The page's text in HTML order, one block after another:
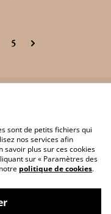
5
des cookies
sont de petits fichiers qui
nos services afin
savoir plus sur ces cookies
sur « Paramètres des
politique de cookies.